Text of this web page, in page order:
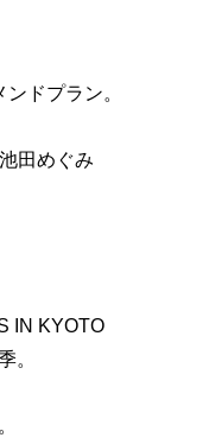
ドプラン。
田めぐみ
IN KYOTO
。